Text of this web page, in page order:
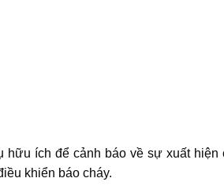
ích để cảnh báo về sự xuất hiện
khiển báo cháy.